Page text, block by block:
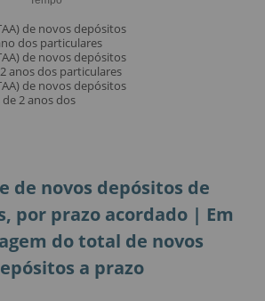
de novos depósitos de
por prazo acordado | Em
do total de novos
a prazo